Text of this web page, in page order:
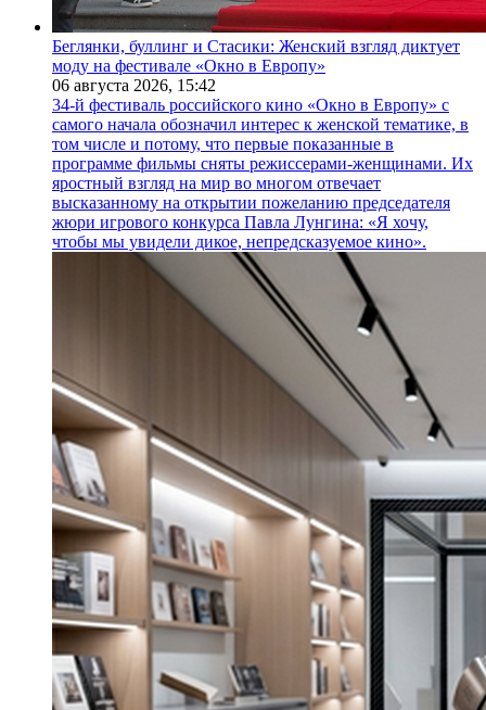
Беглянки, буллинг и Стасики: Женский взгляд диктует
моду на фестивале «Окно в Европу»
06 августа 2026, 15:42
34-й фестиваль российского кино «Окно в Европу» с
самого начала обозначил интерес к женской тематике, в
том числе и потому, что первые показанные в
программе фильмы сняты режиссерами-женщинами. Их
яростный взгляд на мир во многом отвечает
высказанному на открытии пожеланию председателя
жюри игрового конкурса Павла Лунгина: «Я хочу,
чтобы мы увидели дикое, непредсказуемое кино».